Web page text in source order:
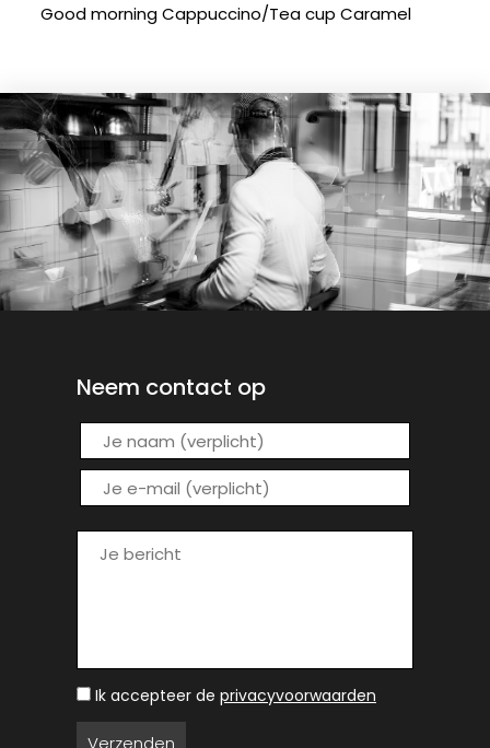
Good morning Cappuccino/Tea cup Caramel
Neem contact op
Ik accepteer de privacyvoorwaarden